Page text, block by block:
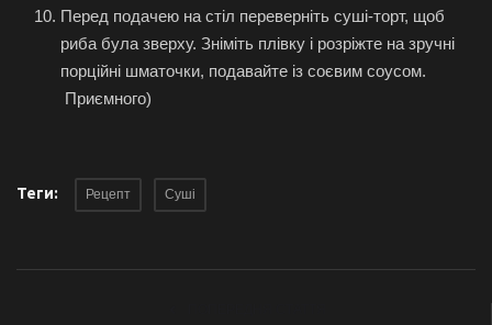
Перед подачею на стіл переверніть суші-торт, щоб
риба була зверху. Зніміть плівку і розріжте на зручні
порційні шматочки, подавайте із соєвим соусом.
Приємного)
Теги: Рецепт Суші